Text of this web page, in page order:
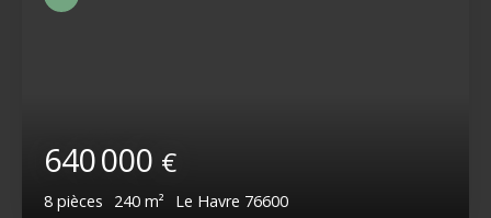
640 000 €
8 pièces 240 m² Le Havre 76600